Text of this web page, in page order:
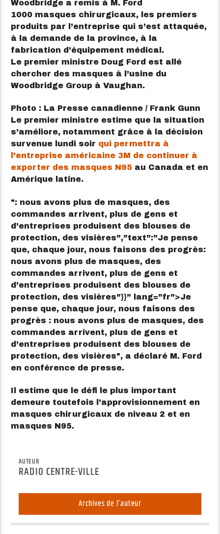
Woodbridge a remis à M. Ford
1000 masques chirurgicaux, les premiers
produits par l’entreprise qui s’est attaquée,
à la demande de la province, à la
fabrication d’équipement médical.
Le premier ministre Doug Ford est allé
chercher des masques à l’usine du
Woodbridge Group à Vaughan.
Photo : La Presse canadienne / Frank Gunn
Le premier ministre estime que la situation
s’améliore, notamment grâce à la décision
survenue lundi soir qui permettra à
l’entreprise américaine 3M de continuer à
exporter des masques N95 au Canada et en
Amérique latine.
: nous avons plus de masques, des
commandes arrivent, plus de gens et
d’entreprises produisent des blouses de
protection, des visières”,”text”:”Je pense
que, chaque jour, nous faisons des progrès:
nous avons plus de masques, des
commandes arrivent, plus de gens et
d’entreprises produisent des blouses de
protection, des visières”}}” lang=”fr”>Je
pense que, chaque jour, nous faisons des
progrès : nous avons plus de masques, des
commandes arrivent, plus de gens et
d’entreprises produisent des blouses de
protection, des visières , a déclaré M. Ford
en conférence de presse.
Il estime que le défi le plus important
demeure toutefois l’approvisionnement en
masques chirurgicaux de niveau 2 et en
masques N95.
AUTEUR
RADIO CENTRE-VILLE
Archives de l'auteur